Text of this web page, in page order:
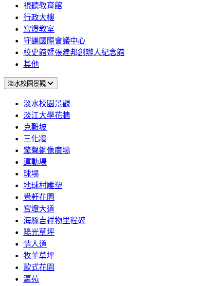
視聽教育館
行政大樓
宮燈教室
守謙國際會議中心
校史館暨張建邦創辦人紀念館
其他
淡水校園景觀
淡水校園景觀
淡江大學花牆
克難坡
三化牆
驚聲銅像廣場
運動場
球場
地球村雕塑
覺軒花園
宮燈大道
海豚吉祥物里程碑
陽光草坪
情人道
牧羊草坪
歐式花園
瀛苑